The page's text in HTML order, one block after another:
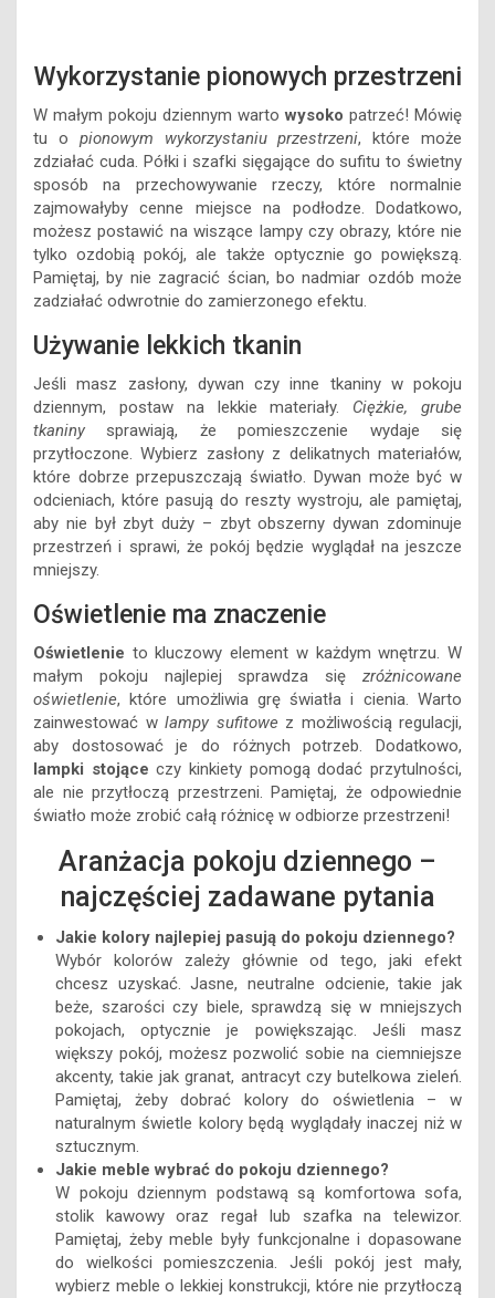
Wykorzystanie pionowych przestrzeni
W małym pokoju dziennym wartowysoko patrzeć! Mówię
tu o pionowym wykorzystaniu przestrzeni, które może
zdziałać cuda. Półki i szafki sięgające do sufitu to świetny
sposób na przechowywanie rzeczy, które normalnie
zajmowałyby cenne miejsce na podłodze. Dodatkowo,
możesz postawić na wiszące lampy czy obrazy, które nie
tylko ozdobią pokój, ale także optycznie go powiększą.
Pamiętaj, by nie zagracić ścian, bo nadmiar ozdób może
zadziałać odwrotnie do zamierzonego efektu.
Używanie lekkich tkanin
Jeśli masz zasłony, dywan czy inne tkaniny w pokoju
dziennym, postaw na lekkie materiały. Ciężkie, grube
tkaniny sprawiają, że pomieszczenie wydaje się
przytłoczone. Wybierz zasłony z delikatnych materiałów,
które dobrze przepuszczają światło. Dywan może być w
odcieniach, które pasują do reszty wystroju, ale pamiętaj,
aby nie był zbyt duży – zbyt obszerny dywan zdominuje
przestrzeń i sprawi, że pokój będzie wyglądał na jeszcze
mniejszy.
Oświetlenie ma znaczenie
Oświetlenie to kluczowy element w każdym wnętrzu. W
małym pokoju najlepiej sprawdza się zróżnicowane
oświetlenie, które umożliwia grę światła i cienia. Warto
zainwestować w lampy sufitowe z możliwością regulacji,
aby dostosować je do różnych potrzeb. Dodatkowo,
lampki stojące czy kinkiety pomogą dodać przytulności,
ale nie przytłoczą przestrzeni. Pamiętaj, że odpowiednie
światło może zrobić całą różnicę w odbiorze przestrzeni!
Aranżacja pokoju dziennego –
najczęściej zadawane pytania
Jakie kolory najlepiej pasują do pokoju dziennego?
Wybór kolorów zależy głównie od tego, jaki efekt
chcesz uzyskać. Jasne, neutralne odcienie, takie jak
beże, szarości czy biele, sprawdzą się w mniejszych
pokojach, optycznie je powiększając. Jeśli masz
większy pokój, możesz pozwolić sobie na ciemniejsze
akcenty, takie jak granat, antracyt czy butelkowa zieleń.
Pamiętaj, żeby dobrać kolory do oświetlenia – w
naturalnym świetle kolory będą wyglądały inaczej niż w
sztucznym.
Jakie meble wybrać do pokoju dziennego?
W pokoju dziennym podstawą są komfortowa sofa,
stolik kawowy oraz regał lub szafka na telewizor.
Pamiętaj, żeby meble były funkcjonalne i dopasowane
do wielkości pomieszczenia. Jeśli pokój jest mały,
wybierz meble o lekkiej konstrukcji, które nie przytłoczą